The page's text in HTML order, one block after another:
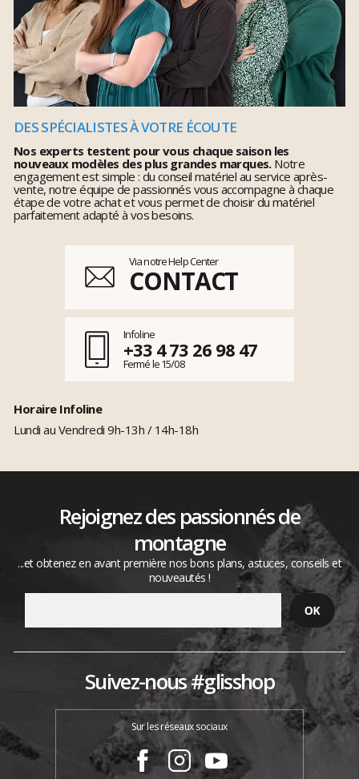
DES SPÉCIALISTES À VOTRE ÉCOUTE
Nos experts testent pour vous chaque saison les
nouveaux modèles des plus grandes marques.Notre
engagement est simple : du conseil matériel au service après-
vente, notre équipe de passionnés vous accompagne à chaque
étape de votre achat et vous permet de choisir du matériel
parfaitement adapté à vos besoins.
Via notre Help Center
CONTACT
Infoline
+33 4 73 26 98 47
Fermé le 15/08
Horaire Infoline
Lundi au Vendredi 9h-13h / 14h-18h
Rejoignez des passionnés de
montagne
...et obtenez en avant première nos bons plans, astuces, conseils et
nouveautés !
Suivez-nous #glisshop
Sur les réseaux sociaux